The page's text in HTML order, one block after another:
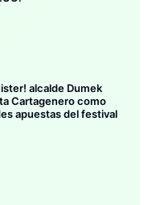
alcalde Dumek
Cartagenero como
apuestas del festival